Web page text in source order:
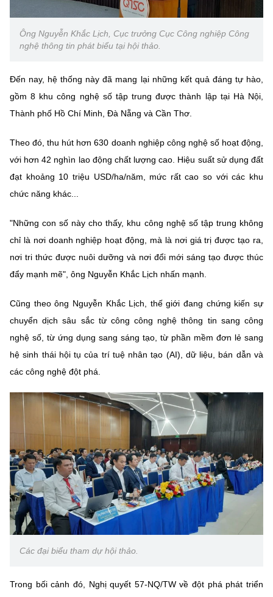
Ông Nguyễn Khắc Lịch, Cục trưởng Cục Công nghiệp Công
nghệ thông tin phát biểu tại hội thảo.
Đến nay, hệ thống này đã mang lại những kết quả đáng tự hào,
gồm 8 khu công nghệ số tập trung được thành lập tại Hà Nội,
Thành phố Hồ Chí Minh, Đà Nẵng và Cần Thơ.
Theo đó, thu hút hơn 630 doanh nghiệp công nghệ số hoạt động,
với hơn 42 nghìn lao động chất lượng cao. Hiệu suất sử dụng đất
đạt khoảng 10 triệu USD/ha/năm, mức rất cao so với các khu
chức năng khác...
"Những con số này cho thấy, khu công nghệ số tập trung không
chỉ là nơi doanh nghiệp hoạt động, mà là nơi giá trị được tạo ra,
nơi tri thức được nuôi dưỡng và nơi đổi mới sáng tạo được thúc
đẩy mạnh mẽ", ông Nguyễn Khắc Lịch nhấn mạnh.
Cũng theo ông Nguyễn Khắc Lịch, thế giới đang chứng kiến sự
chuyển dịch sâu sắc từ công công nghệ thông tin sang công
nghệ số, từ ứng dụng sang sáng tạo, từ phần mềm đơn lẻ sang
hệ sinh thái hội tụ của trí tuệ nhân tạo (AI), dữ liệu, bán dẫn và
các công nghệ đột phá.
Các đại biểu tham dự hội thảo.
Trong bối cảnh đó, Nghị quyết 57-NQ/TW về đột phá phát triển